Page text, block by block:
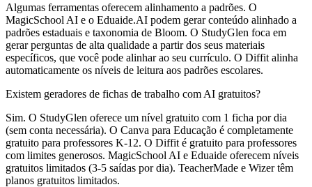
Algumas ferramentas oferecem alinhamento a padrões. O
MagicSchool AI e o Eduaide.AI podem gerar conteúdo alinhado a
padrões estaduais e taxonomia de Bloom. O StudyGlen foca em
gerar perguntas de alta qualidade a partir dos seus materiais
específicos, que você pode alinhar ao seu currículo. O Diffit alinha
automaticamente os níveis de leitura aos padrões escolares.
Existem geradores de fichas de trabalho com AI gratuitos?
Sim. O StudyGlen oferece um nível gratuito com 1 ficha por dia
(sem conta necessária). O Canva para Educação é completamente
gratuito para professores K-12. O Diffit é gratuito para professores
com limites generosos. MagicSchool AI e Eduaide oferecem níveis
gratuitos limitados (3-5 saídas por dia). TeacherMade e Wizer têm
planos gratuitos limitados.